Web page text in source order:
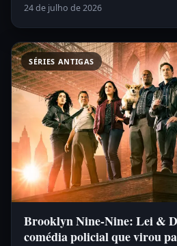
24 de julho de 2026
SÉRIES ANTIGAS
Brooklyn Nine-Nine: Lei &
comédia policial que virou